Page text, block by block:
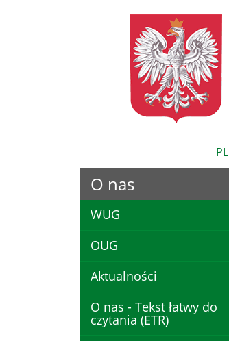
PL
O nas
WUG
OUG
Aktualności
O nas - Tekst łatwy do
czytania (ETR)